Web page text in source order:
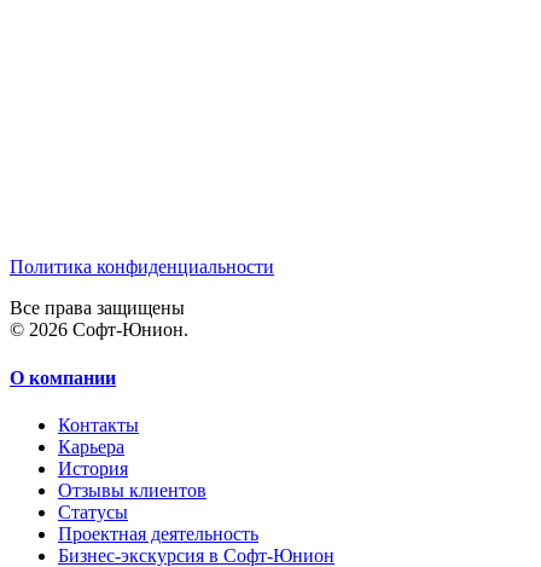
Политика конфиденциальности
Все права защищены
© 2026 Софт-Юнион.
О компании
Контакты
Карьера
История
Отзывы клиентов
Статусы
Проектная деятельность
Бизнес-экскурсия в Софт-Юнион